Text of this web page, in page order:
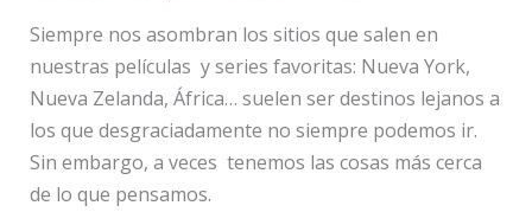
Siempre nos asombran los sitios que salen en
nuestras películas y series favoritas: Nueva York,
Nueva Zelanda, África… suelen ser destinos lejanos a
los que desgraciadamente no siempre podemos ir.
Sin embargo, a veces tenemos las cosas más cerca
de lo que pensamos.